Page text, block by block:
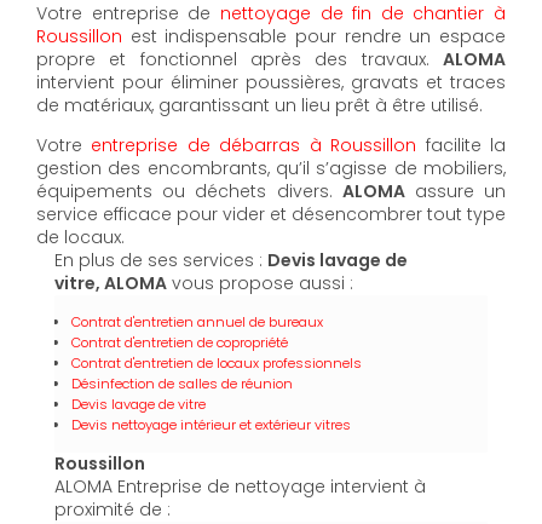
Votre entreprise de nettoyage de fin de chantier à
Roussillon est indispensable pour rendre un espace
propre et fonctionnel après des travaux. ALOMA
intervient pour éliminer poussières, gravats et traces
de matériaux, garantissant un lieu prêt à être utilisé.
Votre entreprise de débarras à Roussillon facilite la
gestion des encombrants, qu’il s’agisse de mobiliers,
équipements ou déchets divers. ALOMAassure un
service efficace pour vider et désencombrer tout type
de locaux.
En plus de ses services : Devis lavage de
vitre, ALOMA vous propose aussi :
Contrat d'entretien annuel de bureaux
Contrat d'entretien de copropriété
Contrat d'entretien de locaux professionnels
Désinfection de salles de réunion
Devis lavage de vitre
Devis nettoyage intérieur et extérieur vitres
Roussillon
ALOMA Entreprise de nettoyage intervient à
proximité de :